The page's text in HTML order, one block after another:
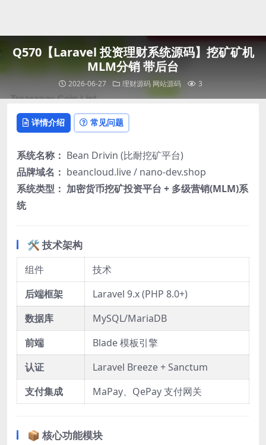
Q570【Laravel 投资理财系统源码】挖矿矿机
MLM分销 带后台
2026-06-27 理财源码 网站源码 3
详情介绍 常见问题
系统名称： Bean Drivin (比耐挖矿平台)
品牌域名： beancloud.live / nano-dev.shop
系统类型： 加密货币挖矿投资平台 + 多级营销(MLM)系
统
🛠️ 技术架构
组件
技术
后端框架
Laravel 9.x (PHP 8.0+)
数据库
MySQL/MariaDB
前端
Blade 模板引擎
认证
Laravel Breeze + Sanctum
支付集成
MaPay、QePay 支付网关
📦 核心功能模块